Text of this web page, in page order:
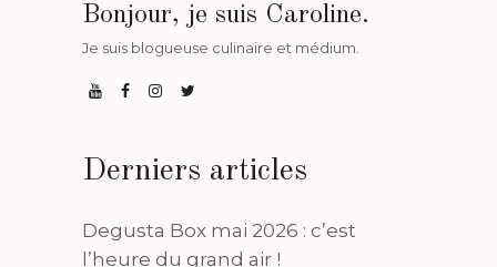
Bonjour, je suis Caroline.
Je suis blogueuse culinaire et médium.
Derniers articles
Degusta Box mai 2026 : c’est
l’heure du grand air !